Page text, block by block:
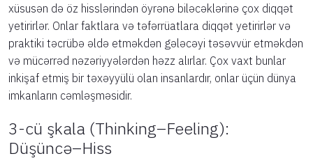
xüsusən də öz hisslərindən öyrənə biləcəklərinə çox diqqət
yetirirlər. Onlar faktlara və təfərrüatlara diqqət yetirirlər və
praktiki təcrübə əldə etməkdən gələcəyi təsəvvür etməkdən
və mücərrəd nəzəriyyələrdən həzz alırlar. Çox vaxt bunlar
inkişaf etmiş bir təxəyyülü olan insanlardır, onlar üçün dünya
imkanların cəmləşməsidir.
3-cü şkala (Thinking–Feeling):
Düşüncə–Hiss